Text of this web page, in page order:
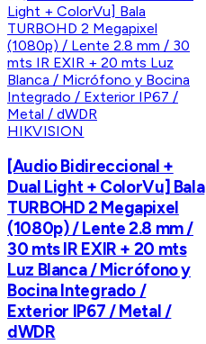
HIKVISION
[Audio Bidireccional +
Dual Light + ColorVu] Bala
TURBOHD 2 Megapixel
(1080p) / Lente 2.8 mm /
30 mts IR EXIR + 20 mts
Luz Blanca / Micrófono y
Bocina Integrado /
Exterior IP67 / Metal /
dWDR